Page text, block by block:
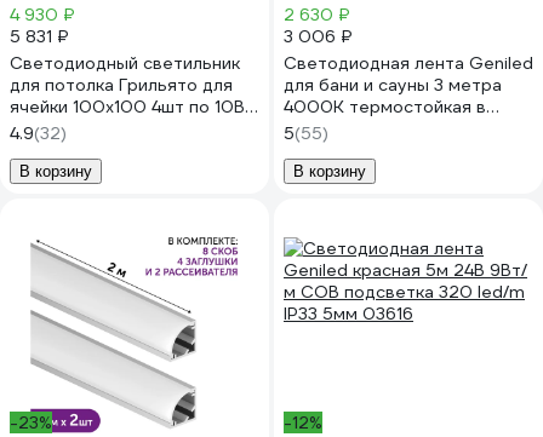
4 930 ₽
5 831 ₽
Светодиодный светильник
для потолка Грильято для
ячейки 100x100 4шт по 10Вт
4000К Geniled
08907_4000_black
4.9(32)
В корзину
2 630 ₽
3 006 ₽
Светодиодная лента Geniled
для бани и сауны 3 метра
4000К термостойкая в
силиконе 24v 03573
5(55)
В корзину
-23%
-12%